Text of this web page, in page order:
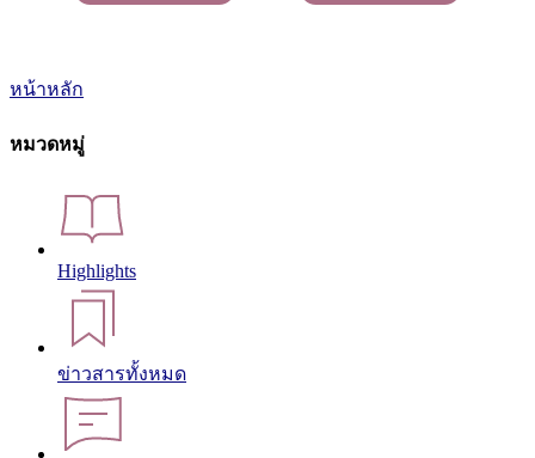
หน้าหลัก
หมวดหมู่
Highlights
ข่าวสารทั้งหมด